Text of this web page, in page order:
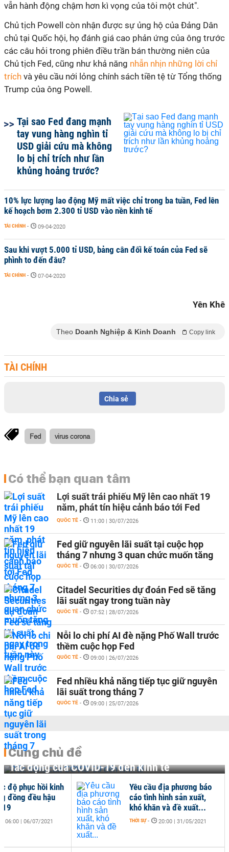
vẫn hành động chậm hơn kì vọng của tôi một chút".
Chủ tịch Powell còn nhận được sự ủng hộ của Đảng Dân
chủ tại Quốc hội, họ đánh giá cao phản ứng của ông trước
các câu hỏi trong phiên điều trần bán thường niên của
Chủ tịch Fed, cũng như khả năng nhẫn nhịn những lời chỉ
trích và yêu cầu nới lỏng chính sách tiền tệ từ Tổng thống
Trump của ông Powell.
Tại sao Fed đang mạnh
tay vung hàng nghìn tỉ
USD giải cứu mà không
lo bị chỉ trích như lần
khủng hoảng trước?
10% lực lượng lao động Mỹ mất việc chỉ trong ba tuần, Fed lên
kế hoạch bơm 2.300 tỉ USD vào nền kinh tế
TÀI CHÍNH - 09-04-2020
Sau khi vượt 5.000 tỉ USD, bảng cân đối kế toán của Fed sẽ
phình to đến đâu?
TÀI CHÍNH - 07-04-2020
Yên Khê
Theo Doanh Nghiệp & Kinh Doanh Copy link
TÀI CHÍNH
Chia sẻ
Fed virus corona
Có thể bạn quan tâm
Lợi suất trái phiếu Mỹ lên cao nhất 19
năm, phát tín hiệu cảnh báo tới Fed
QUỐC TẾ - 11:00 | 30/07/2026
Fed giữ nguyên lãi suất tại cuộc họp
tháng 7 nhưng 3 quan chức muốn tăng
QUỐC TẾ - 06:00 | 30/07/2026
Citadel Securities dự đoán Fed sẽ tăng
lãi suất ngay trong tuần này
QUỐC TẾ - 07:52 | 28/07/2026
Nỗi lo chi phí AI đè nặng Phố Wall trước
thềm cuộc họp Fed
QUỐC TẾ - 09:00 | 26/07/2026
Fed nhiều khả năng tiếp tục giữ nguyên
lãi suất trong tháng 7
QUỐC TẾ - 09:00 | 25/07/2026
Cùng chủ đề
Tác động của COVID-19 đến kinh tế
độ phục hồi kinh
đồng đều hậu
19
06:00 | 06/07/2021
Yêu cầu địa phương báo
cáo tình hình sản xuất,
khó khăn và đề xuất...
THỜI SỰ - 20:00 | 31/05/2021